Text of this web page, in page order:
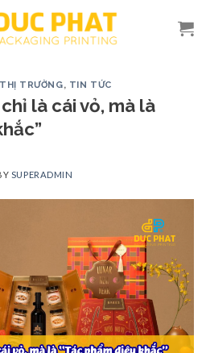
TRƯỜNG, TIN TỨC
là cái vỏ, mà là
SUPERADMIN